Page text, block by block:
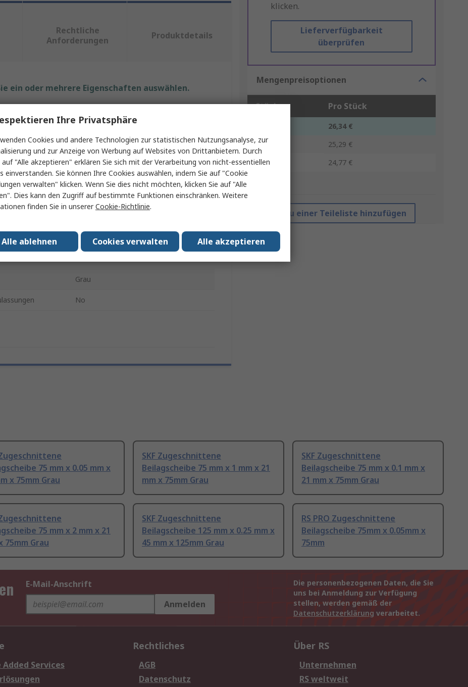
klicken.
Lieferverfügbarkeit
überprüfen
Mengenpreisoptionen
Stück Pro Stück
26,34 €
5 - 9
25,29 €
10 +
24,77 €
Zu einer Teileliste hinzufügen
Rechtliche
Anforderungen
Produktdetails
ein oder mehrere Eigenschaften auswählen.
Edelstahl
Zugeschnittene Beilagscheibe
0.25mm
75mm
Grau
No
75 mm x 0.05 mm x
x 75mm Grau
SKF Zugeschnittene
Beilagscheibe 75 mm x 1 mm x 21
mm x 75mm Grau
SKF Zugeschnittene
Beilagscheibe 75 mm x 0.1 mm x
21 mm x 75mm Grau
75 mm x 2 mm x 21
75mm Grau
SKF Zugeschnittene
Beilagscheibe 125 mm x 0.25 mm x
45 mm x 125mm Grau
RS PRO Zugeschnittene
Beilagscheibe 75mm x 0.05mm x
75mm
E-Mail-Anschrift
Anmelden
Die personenbezogenen Daten, die Sie
uns bei Anmeldung zur Verfügung
stellen, werden gemäß der
Datenschutzerklärung verarbeitet.
Added Services
Rechtliches
AGB
Datenschutz
Über RS
Unternehmen
RS weltweit
Ihre Privatsphäre
Cookies und andere Technologien zur statistischen Nutzungsanalyse, zur
und zur Anzeige von Werbung auf Websites von Drittanbietern. Durch
auf "Alle akzeptieren" erklären Sie sich mit der Verarbeitung von nicht-essentiellen
einverstanden. Sie können Ihre Cookies auswählen, indem Sie auf "Cookie
verwalten" klicken. Wenn Sie dies nicht möchten, klicken Sie auf "Alle
Dies kann den Zugriff auf bestimmte Funktionen einschränken. Weitere
finden Sie in unsererCookie-Richtlinie.
Alle akzeptieren
Cookies verwalten
Alle ablehnen